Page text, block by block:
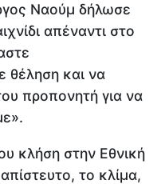
Ναούμ δήλωσε
απέναντι στο
θέληση και να
προπονητή για να
κλήση στην Εθνική
το κλίμα,